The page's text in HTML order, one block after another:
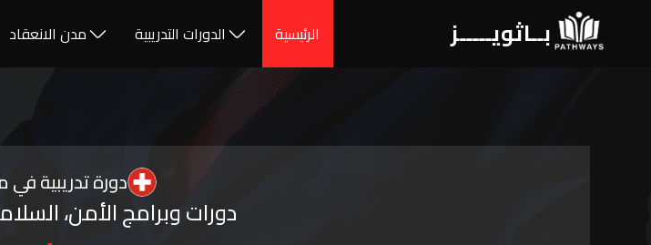
بــاثويـــــز الرئيسية الدورات التدريبية مدن الانعقاد
دورة تدريبية
دورات وبرامج الأمن،